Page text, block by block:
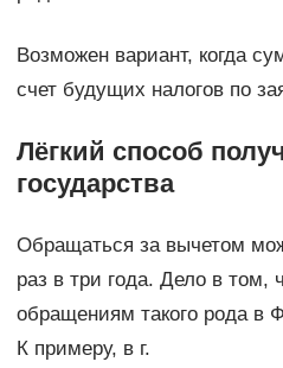
Возможен вариант, когда
счет будущих налогов по
Лёгкий способ
государства
Обращаться за вычетом
раз в три года. Дело в том,
обращениям такого рода в
К примеру, в г.